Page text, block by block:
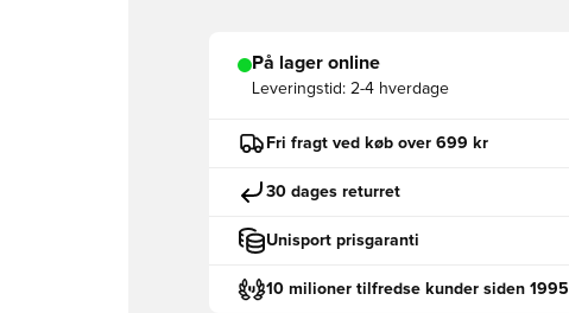
På lager online
Leveringstid: 2-4 hverdage
Fri fragt ved køb over 699 kr
30 dages returret
Unisport prisgaranti
10 milioner tilfredse kunder siden 1995